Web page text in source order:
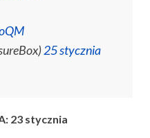
25 stycznia
23 stycznia